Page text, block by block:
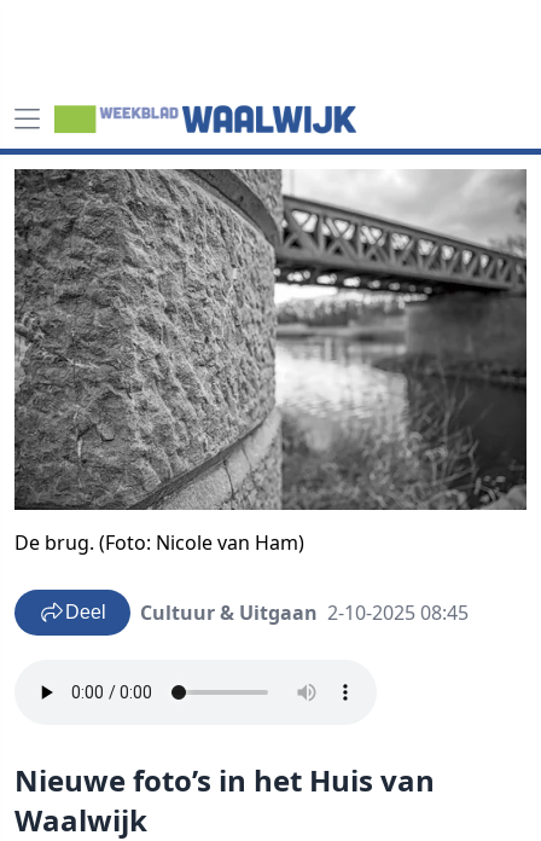
De brug. (Foto: Nicole van Ham)
Deel Cultuur & Uitgaan 2-10-2025 08:45
Nieuwe foto’s in het Huis van
Waalwijk